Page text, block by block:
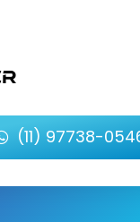
(11) 97738-